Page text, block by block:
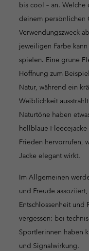
bis cool – an. Welche
deinem persönlichen
Verwendungszweck
jeweiligen Farbe
spielen. Eine grüne
Hoffnung zum
Natur, während ein
Weiblichkeit
Naturtöne haben
hellblaue
Frieden hervorrufen,
Jacke elegant wirkt.
Im Allgemeinen
und Freude
Entschlossenheit und
vergessen: bei
Sportlerinnen haben
und Signalwirkung.